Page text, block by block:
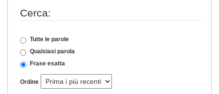
Cerca:
Tutte le parole
Qualsiasi parola
Frase esatta
Ordine